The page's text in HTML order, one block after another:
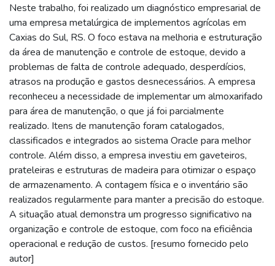
Neste trabalho, foi realizado um diagnóstico empresarial de
uma empresa metalúrgica de implementos agrícolas em
Caxias do Sul, RS. O foco estava na melhoria e estruturação
da área de manutenção e controle de estoque, devido a
problemas de falta de controle adequado, desperdícios,
atrasos na produção e gastos desnecessários. A empresa
reconheceu a necessidade de implementar um almoxarifado
para área de manutenção, o que já foi parcialmente
realizado. Itens de manutenção foram catalogados,
classificados e integrados ao sistema Oracle para melhor
controle. Além disso, a empresa investiu em gaveteiros,
prateleiras e estruturas de madeira para otimizar o espaço
de armazenamento. A contagem física e o inventário são
realizados regularmente para manter a precisão do estoque.
A situação atual demonstra um progresso significativo na
organização e controle de estoque, com foco na eficiência
operacional e redução de custos. [resumo fornecido pelo
autor]